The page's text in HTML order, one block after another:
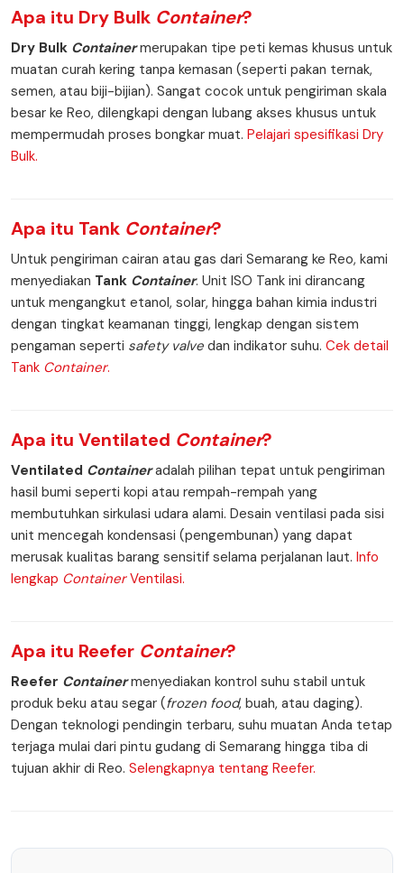
Apa itu Dry Bulk Container?
Dry Bulk Containermerupakan tipe peti kemas khusus untuk
muatan curah kering tanpa kemasan (seperti pakan ternak,
semen, atau biji-bijian). Sangat cocok untuk pengiriman skala
besar ke Reo, dilengkapi dengan lubang akses khusus untuk
mempermudah proses bongkar muat. Pelajari spesifikasi Dry
Bulk.
Apa itu Tank Container?
Untuk pengiriman cairan atau gas dari Semarang ke Reo, kami
menyediakan Tank Container. Unit ISO Tank ini dirancang
untuk mengangkut etanol, solar, hingga bahan kimia industri
dengan tingkat keamanan tinggi, lengkap dengan sistem
pengaman seperti safety valve dan indikator suhu. Cek detail
Tank Container.
Apa itu Ventilated Container?
Ventilated Containeradalah pilihan tepat untuk pengiriman
hasil bumi seperti kopi atau rempah-rempah yang
membutuhkan sirkulasi udara alami. Desain ventilasi pada sisi
unit mencegah kondensasi (pengembunan) yang dapat
merusak kualitas barang sensitif selama perjalanan laut. Info
lengkap ContainerVentilasi.
Apa itu Reefer Container?
Reefer Containermenyediakan kontrol suhu stabil untuk
produk beku atau segar (frozen food, buah, atau daging).
Dengan teknologi pendingin terbaru, suhu muatan Anda tetap
terjaga mulai dari pintu gudang di Semarang hingga tiba di
tujuan akhir di Reo. Selengkapnya tentang Reefer.